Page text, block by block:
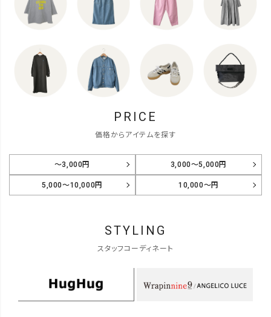
PRICE
価格からアイテムを探す
～3,000円 3,000～5,000円
5,000～10,000円 10,000～円
STYLING
スタッフコーディネート